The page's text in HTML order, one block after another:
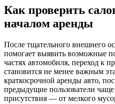
Как проверить
началом аренды
После тщательного внешнего
помогает выявить возможные
частях автомобиля, переход к
становится не менее важным
краткосрочной аренды авто,
предыдущие пользователи
присутствия — от мелкого